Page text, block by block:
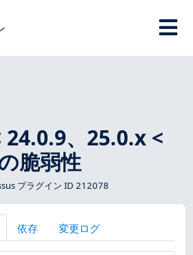
、25.0.x <
脆弱性
プラグイン ID 212078
依存 変更ログ